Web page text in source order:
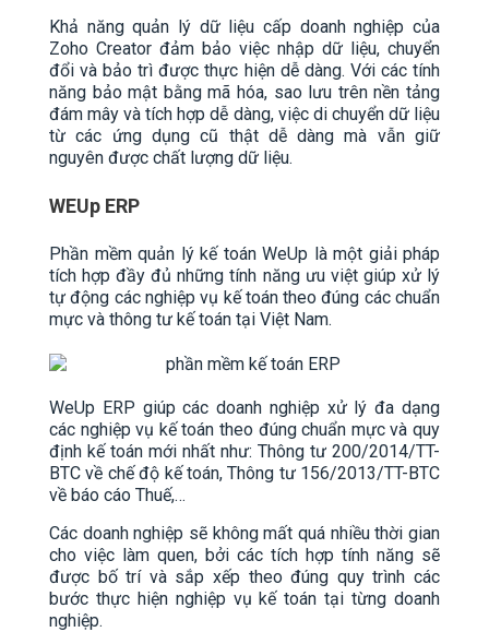
Khả năng quản lý dữ liệu cấp doanh nghiệp của
Zoho Creator đảm bảo việc nhập dữ liệu, chuyển
đổi và bảo trì được thực hiện dễ dàng. Với các tính
năng bảo mật bằng mã hóa, sao lưu trên nền tảng
đám mây và tích hợp dễ dàng, việc di chuyển dữ liệu
từ các ứng dụng cũ thật dễ dàng mà vẫn giữ
nguyên được chất lượng dữ liệu.
WEUp ERP
Phần mềm quản lý kế toán WeUp là một giải pháp
tích hợp đầy đủ những tính năng ưu việt giúp xử lý
tự động các nghiệp vụ kế toán theo đúng các chuẩn
mực và thông tư kế toán tại Việt Nam.
WeUp ERP giúp các doanh nghiệp xử lý đa dạng
các nghiệp vụ kế toán theo đúng chuẩn mực và quy
định kế toán mới nhất như: Thông tư 200/2014/TT-
BTC về chế độ kế toán, Thông tư 156/2013/TT-BTC
về báo cáo Thuế,…
Các doanh nghiệp sẽ không mất quá nhiều thời gian
cho việc làm quen, bởi các tích hợp tính năng sẽ
được bố trí và sắp xếp theo đúng quy trình các
bước thực hiện nghiệp vụ kế toán tại từng doanh
nghiệp.